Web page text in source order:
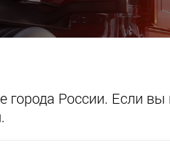
России. Если